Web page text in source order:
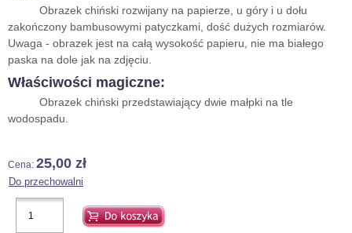
Obrazek chiński rozwijany na papierze, u góry i u dołu
zakończony bambusowymi patyczkami, dość dużych rozmiarów.
Uwaga - obrazek jest na całą wysokość papieru, nie ma białego
paska na dole jak na zdjęciu.
Właściwości magiczne:
Obrazek chiński przedstawiający dwie małpki na tle
wodospadu.
Cena: 25,00 zł